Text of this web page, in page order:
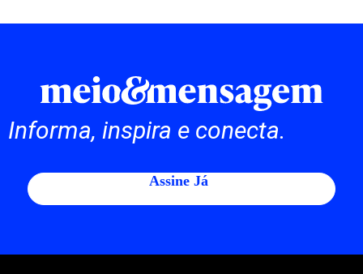
Informa, inspira e conecta.
Assine Já